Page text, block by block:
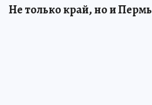
Не только край, но и Пермь